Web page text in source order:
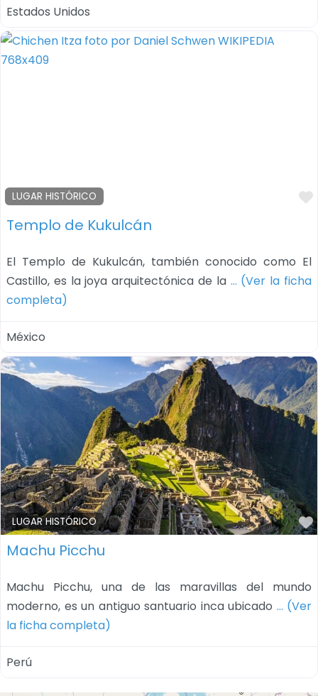
Estados Unidos
LUGAR HISTÓRICO
Templo de Kukulcán
El Templo de Kukulcán, también conocido como El
Castillo, es la joya arquitectónica de la … (Ver la ficha
completa)
México
LUGAR HISTÓRICO
Machu Picchu
Machu Picchu, una de las maravillas del mundo
moderno, es un antiguo santuario inca ubicado … (Ver
la ficha completa)
Perú